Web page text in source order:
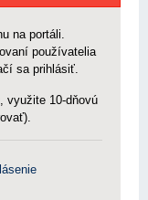
na portáli.
používatelia
sa prihlásiť.
využite 10-dňovú